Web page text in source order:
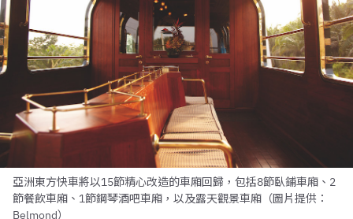
亞洲東方快車將以15節精心改造的車廂回歸，包括8節臥鋪車廂、2
節餐飲車廂、1節鋼琴酒吧車廂，以及露天觀景車廂（圖片提供：
Belmond）